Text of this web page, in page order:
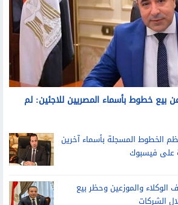
بيع خطوط بأسماء المصريين للاجئين: لم
الخطوط المسجلة بأسماء آخرين
فيسبوك